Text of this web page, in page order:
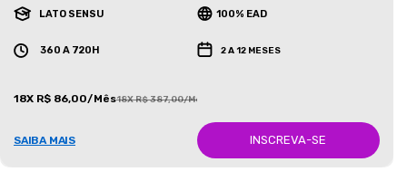
LATO SENSU 100% EAD
360 A 720H 2 A 12 MESES
18X R$ 86,00/Mês18X R$ 387,00/Mês
SAIBA MAIS INSCREVA-SE